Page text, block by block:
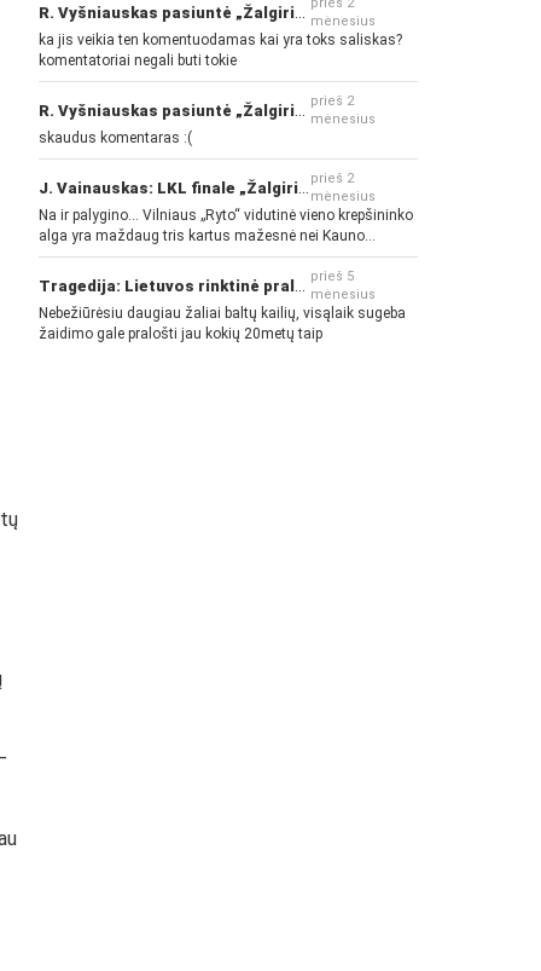
mėnesius
ka jis veikia ten komentuodamas kai yra toks saliskas?
komentatoriai negali buti tokie
prieš 2
mėnesius
skaudus komentaras :(
prieš 2
mėnesius
Na ir palygino... Vilniaus „Ryto“ vidutinė vieno krepšininko
alga yra maždaug tris kartus mažesnė nei Kauno
„Žalgirio“... Mokama už sugebėjimus... Nėra pinigų - nėra
gerų žaidėjų...
prieš 5
mėnesius
Nebežiūrėsiu daugiau žaliai baltų kailių, visąlaik sugeba
žaidimo gale pralošti jau kokių 20metų taip